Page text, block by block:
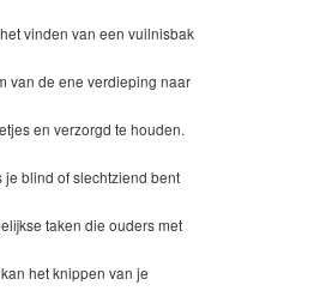
vinden van een vuilnisbak
van de ene verdieping naar
en verzorgd te houden.
blind of slechtziend bent
taken die ouders met
het knippen van je